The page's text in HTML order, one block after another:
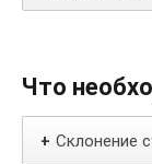
Что
+ Склонение